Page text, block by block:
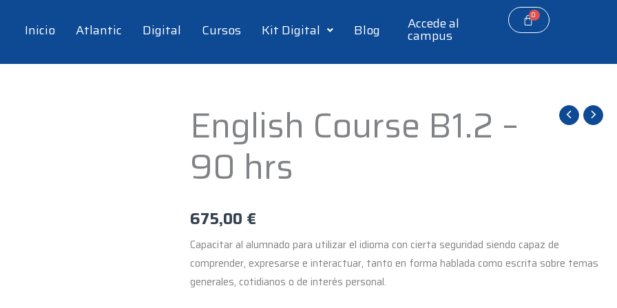
Inicio Atlantic Digital Cursos Kit Digital Blog Accede al
campus
English Course B1.2 –
90 hrs
675,00 €
Capacitar al alumnado para utilizar el idioma con cierta seguridad siendo capaz de
comprender, expresarse e interactuar, tanto en forma hablada como escrita sobre temas
generales, cotidianos o de interés personal.
English
Course
-
cantidad